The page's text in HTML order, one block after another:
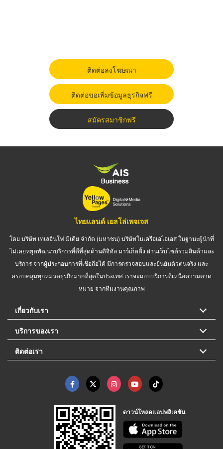
ติดต่อลงโฆษณา
ติดต่อขอเพิ่มข้อมูลธุรกิจฟรี
สมัครสมาชิกฟรี
ไทยแลนด์ เยลโล่เพจเจส
โดย บริษัท เทเลอินโฟ มีเดีย จำกัด (มหาชน) บริษัทในเครือเอไอเอส ในฐานะผู้นำที่
ไม่เคยหยุดพัฒนาบริการที่ดีที่สุดด้านดิจิทัล มาร์เก็ตติ้ง ผ่านเว็บไซต์รวมสินค้าและ
บริการ จากผู้ประกอบการที่เชื่อถือได้ มีการตรวจสอบและยืนยันตัวตนจริง และ
ครอบคลุมทุกหมวดธุรกิจมากที่สุดในประเทศ เราจะมอบบริการที่เหนือความคาด
หมาย จากทีมงานคุณภาพ
เกี่ยวกับเรา
บริการของเรา
ติดต่อเรา
ดาวน์โหลดแอปพลิเคชัน